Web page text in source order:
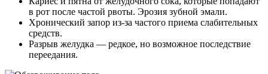
в рот после частой рвоты. Эрозия зубной эмали.
Хронический запор из-за частого приема слабительных
средств.
Разрыв желудка — редкое, но возможное последствие
переедания.